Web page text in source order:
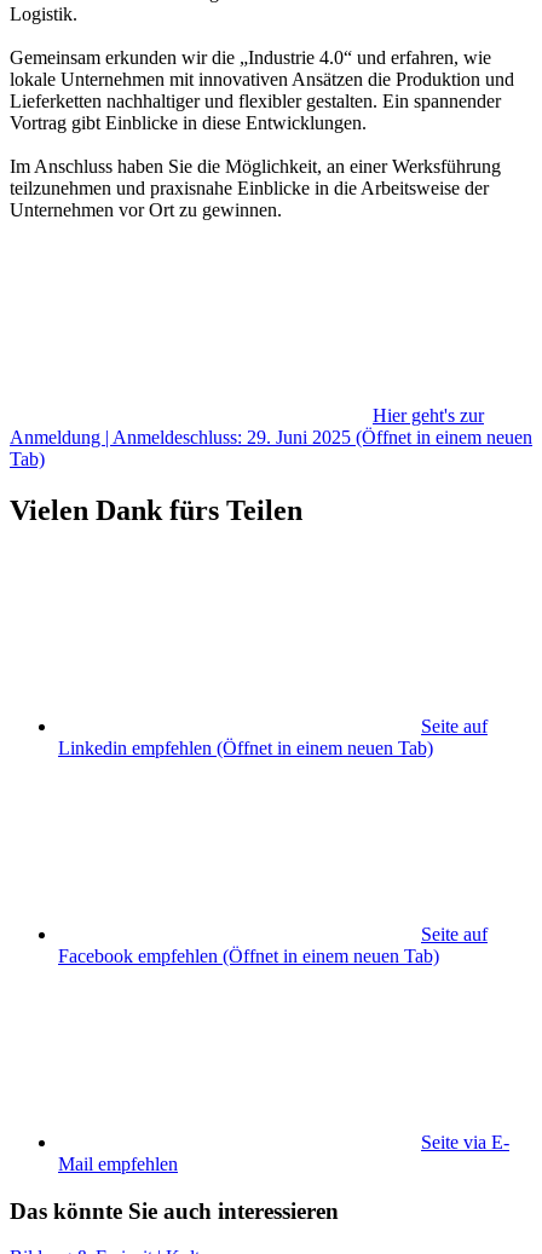
Logistik.
Gemeinsam erkunden wir die „Industrie 4.0“ und erfahren, wie
lokale Unternehmen mit innovativen Ansätzen die Produktion und
Lieferketten nachhaltiger und flexibler gestalten. Ein spannender
Vortrag gibt Einblicke in diese Entwicklungen.
Im Anschluss haben Sie die Möglichkeit, an einer Werksführung
teilzunehmen und praxisnahe Einblicke in die Arbeitsweise der
Unternehmen vor Ort zu gewinnen.
Hier geht's zur
Anmeldung | Anmeldeschluss: 29. Juni 2025 (Öffnet in einem neuen
Tab)
Vielen Dank fürs Teilen
Seite auf
Linkedin empfehlen (Öffnet in einem neuen Tab)
Seite auf
Facebook empfehlen (Öffnet in einem neuen Tab)
Seite via E-
Mail empfehlen
Das könnte Sie auch interessieren